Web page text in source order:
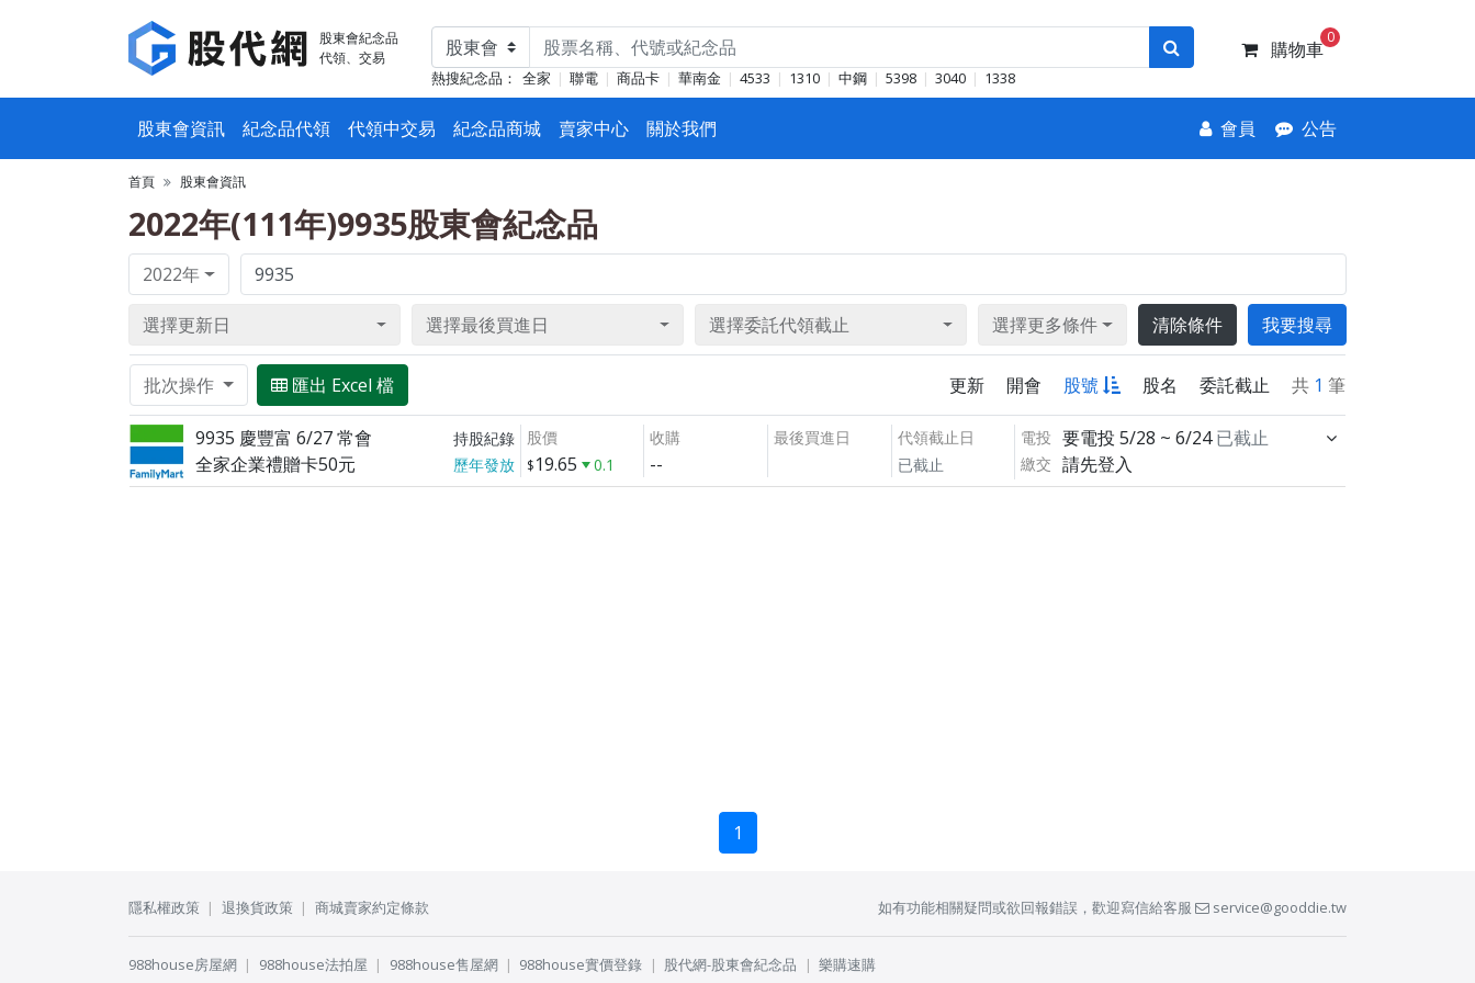
股東會紀念品
代領、交易
熱搜紀念品： 全家 聯電 商品卡 華南金 4533 1310 中鋼 5398 3040 1338
購物車
0
股東會資訊 紀念品代領 代領中交易 紀念品商城 賣家中心 關於我們 會員 公告
首頁 股東會資訊
2022年(111年)9935股東會紀念品
2022年
選擇更新日 選擇最後買進日 選擇委託代領截止 選擇更多條件 清除條件 我要搜尋
批次操作 匯出 Excel 檔 更新 開會 股號 股名 委託截止 共 1 筆
9935 慶豐富 6/27 常會 持股紀錄
全家企業禮贈卡50元 歷年發放
股價
19.65 0.1
收購
--
最後買進日
代領截止日
已截止
電投 要電投 5/28 ~ 6/24 已截止
繳交 請先登入
1
隱私權政策 退換貨政策 商城賣家約定條款 如有功能相關疑問或欲回報錯誤，歡迎寫信給客服 service@gooddie.tw
988house房屋網 988house法拍屋 988house售屋網 988house實價登錄 股代網-股東會紀念品 樂購速購